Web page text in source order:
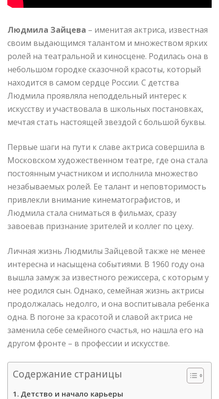
Людмила Зайцева – именитая актриса, известная
своим выдающимся талантом и множеством ярких
ролей на театральной и киносцене. Родилась она в
небольшом городке сказочной красоты, который
находится в самом сердце России. С детства
Людмила проявляла неподдельный интерес к
искусству и участвовала в школьных постановках,
мечтая стать настоящей звездой с большой буквы.
Первые шаги на пути к славе актриса совершила в
Московском художественном театре, где она стала
постоянным участником и исполнила множество
незабываемых ролей. Ее талант и неповторимость
привлекли внимание кинематографистов, и
Людмила стала сниматься в фильмах, сразу
завоевав признание зрителей и коллег по цеху.
Личная жизнь Людмилы Зайцевой также не менее
интересна и насыщена событиями. В 1960 году она
вышла замуж за известного режиссера, с которым у
нее родился сын. Однако, семейная жизнь актрисы
продолжалась недолго, и она воспитывала ребенка
одна. В погоне за красотой и славой актриса не
заменила себе семейного счастья, но нашла его на
другом фронте – в профессии и искусстве.
Содержание страницы
Детство и начало карьеры